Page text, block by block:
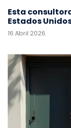
Esta
Estados
16 Abril 2026